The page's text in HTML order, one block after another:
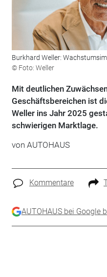
Burkhard Weller:
© Foto: Weller
Mit deutlichen
Geschäftsbereichen ist
Weller ins Jahr 2025
schwierigen Marktlage.
von AUTOHAUS
Kommentare
AUTOHAUS bei Google